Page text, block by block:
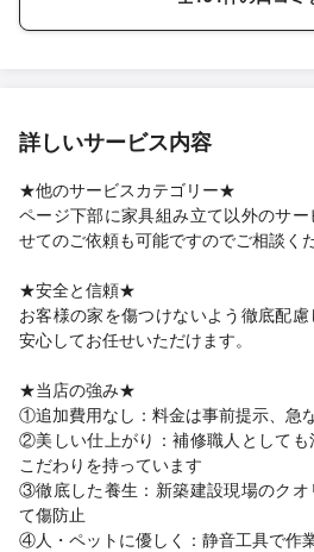
詳しいサービス内容
★他のサービスカテゴリー★
ページ下部に家具組み立て以外のサ
せてのご依頼も可能ですのでご相談く
★安全と信頼★
お客様の家を傷つけないよう徹底配慮
安心してお任せいただけます。
★当店の強み★
①追加費用なし：料金は事前提示、急
②美しい仕上がり：補修職人としても
こだわりを持っています
③徹底した養生：新築建設現場のクオ
て傷防止
④人・ペットに優しく：静音工具で作